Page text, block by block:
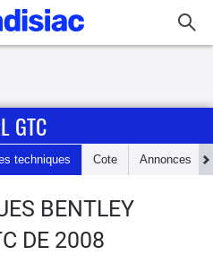
GTC
techniques Cote Annonces
BENTLEY
DE 2008